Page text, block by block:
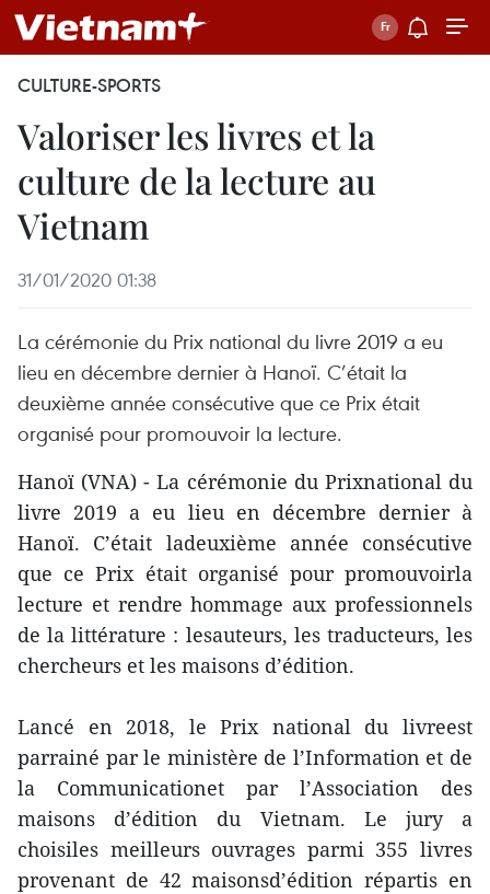
CULTURE-SPORTS
Valoriser les livres et la
culture de la lecture au
Vietnam
31/01/2020 01:38
La cérémonie du Prix national du livre 2019 a eu
lieu en décembre dernier à Hanoï. C’était la
deuxième année consécutive que ce Prix était
organisé pour promouvoir la lecture.
Hanoï (VNA) - La cérémonie du Prixnational du
livre 2019 a eu lieu en décembre dernier à
Hanoï. C’était ladeuxième année consécutive
que ce Prix était organisé pour promouvoirla
lecture et rendre hommage aux professionnels
de la littérature : lesauteurs, les traducteurs, les
chercheurs et les maisons d’édition.
Lancé en 2018, le Prix national du livreest
parrainé par le ministère de l’Information et de
la Communicationet par l’Association des
maisons d’édition du Vietnam. Le jury a
choisiles meilleurs ouvrages parmi 355 livres
provenant de 42 maisonsd’édition répartis en